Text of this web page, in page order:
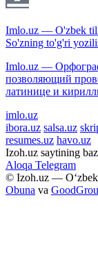
Imlo.uz — O'zbek
So'zning to'g'ri
Imlo.uz —
позволяющий
латинице и
imlo.uz
ibora.uz salsa.uz
resumes.uz havo.uz
Izoh.uz saytining
Aloqa Telegram
© Izoh.uz —
Obuna va